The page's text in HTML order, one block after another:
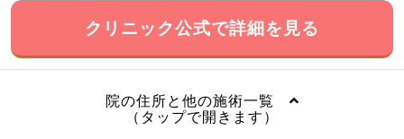
クリニック公式で詳細を見る
院の住所と他の施術一覧
（タップで開きます）